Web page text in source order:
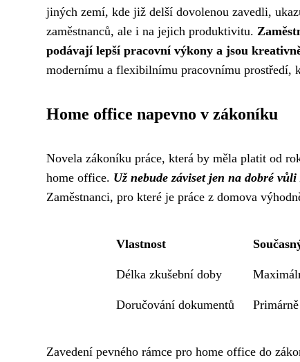
jiných zemí, kde již delší dovolenou zavedli,
zaměstnanců, ale i na jejich produktivitu.
podávají lepší pracovní výkony a jsou
modernímu a flexibilnímu pracovnímu prostředí,
Home office napevno v zákoníku
Novela zákoníku práce, která by měla platit od
home office. Už nebude záviset jen na dobré
Zaměstnanci, pro které je práce z domova
Vlastnost
Délka zkušební doby
Doručování dokumentů
Zavedení pevného rámce pro home office do